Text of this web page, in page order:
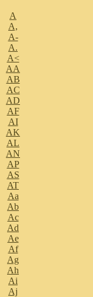
A
A,
A-
A.
A<
AA
AB
AC
AD
AF
AI
AK
AL
AN
AP
AS
AT
Aa
Ab
Ac
Ad
Ae
Af
Ag
Ah
Ai
Aj